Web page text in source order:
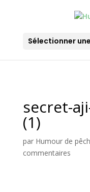
Sélectionner
secret-
(1)
par Humour de
commentaires